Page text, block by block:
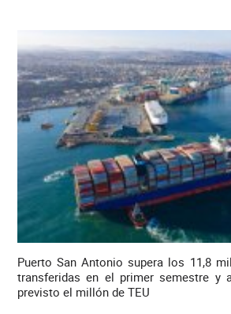
Puerto San Antonio supera los 11,8
transferidas en el primer semestre y
previsto el millón de TEU